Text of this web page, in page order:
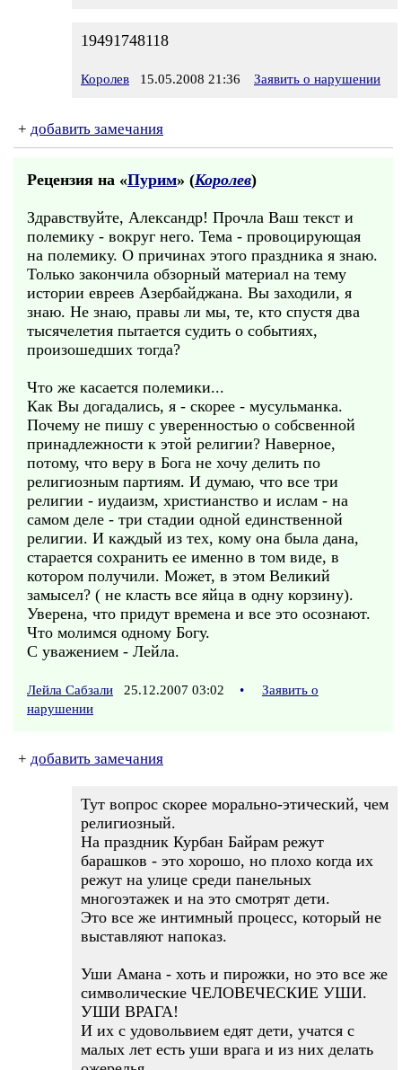
19491748118
Королев 15.05.2008 21:36 Заявить о нарушении
+ добавить замечания
Рецензия на «Пурим» (Королев)
Здравствуйте, Александр! Прочла Ваш текст и
полемику - вокруг него. Тема - провоцирующая
на полемику. О причинах этого праздника я знаю.
Только закончила обзорный материал на тему
истории евреев Азербайджана. Вы заходили, я
знаю. Не знаю, правы ли мы, те, кто спустя два
тысячелетия пытается судить о событиях,
произошедших тогда?
Что же касается полемики...
Как Вы догадались, я - скорее - мусульманка.
Почему не пишу с уверенностью о собсвенной
принадлежности к этой религии? Наверное,
потому, что веру в Бога не хочу делить по
религиозным партиям. И думаю, что все три
религии - иудаизм, христианство и ислам - на
самом деле - три стадии одной единственной
религии. И каждый из тех, кому она была дана,
старается сохранить ее именно в том виде, в
котором получили. Может, в этом Великий
замысел? ( не класть все яйца в одну корзину).
Уверена, что придут времена и все это осознают.
Что молимся одному Богу.
С уважением - Лейла.
Лейла Сабзали 25.12.2007 03:02 •
Заявить о
нарушении
+ добавить замечания
Тут вопрос скорее морально-этический, чем
религиозный.
На праздник Курбан Байрам режут
барашков - это хорошо, но плохо когда их
режут на улице среди панельных
многоэтажек и на это смотрят дети.
Это все же интимный процесс, который не
выставляют напоказ.
Уши Амана - хоть и пирожки, но это все же
символические ЧЕЛОВЕЧЕСКИЕ УШИ.
УШИ ВРАГА!
И их с удовольвием едят дети, учатся с
малых лет есть уши врага и из них делать